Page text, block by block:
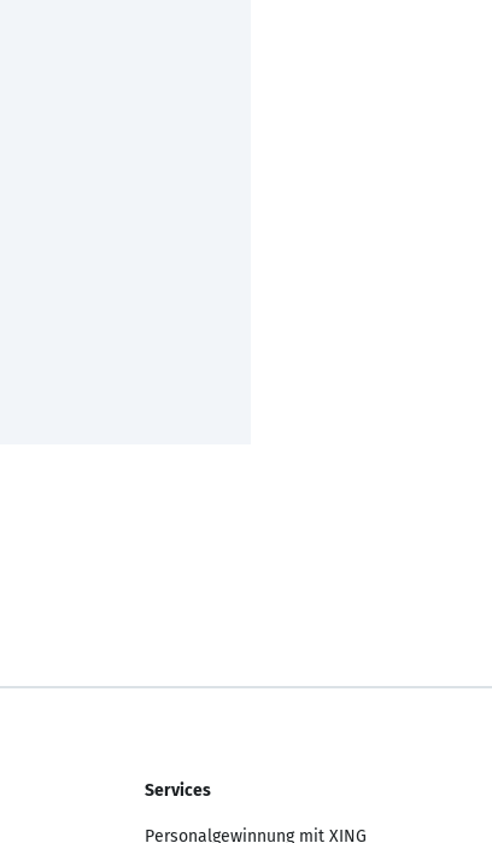
Services
Personalgewinnung mit XING